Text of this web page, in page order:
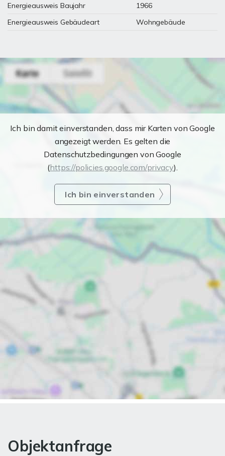
Energieausweis Baujahr
1966
Energieausweis Gebäudeart
Wohngebäude
Ich bin damit einverstanden, dass mir Karten von Google
angezeigt werden. Es gelten die
Datenschutzbedingungen von Google
(https://policies.google.com/privacy).
Ich bin einverstanden
Objektanfrage